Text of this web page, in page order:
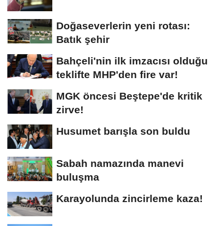
Doğaseverlerin yeni rotası:
Batık şehir
Bahçeli'nin ilk imzacısı olduğu
teklifte MHP'den fire var!
MGK öncesi Beştepe'de kritik
zirve!
Husumet barışla son buldu
Sabah namazında manevi
buluşma
Karayolunda zincirleme kaza!